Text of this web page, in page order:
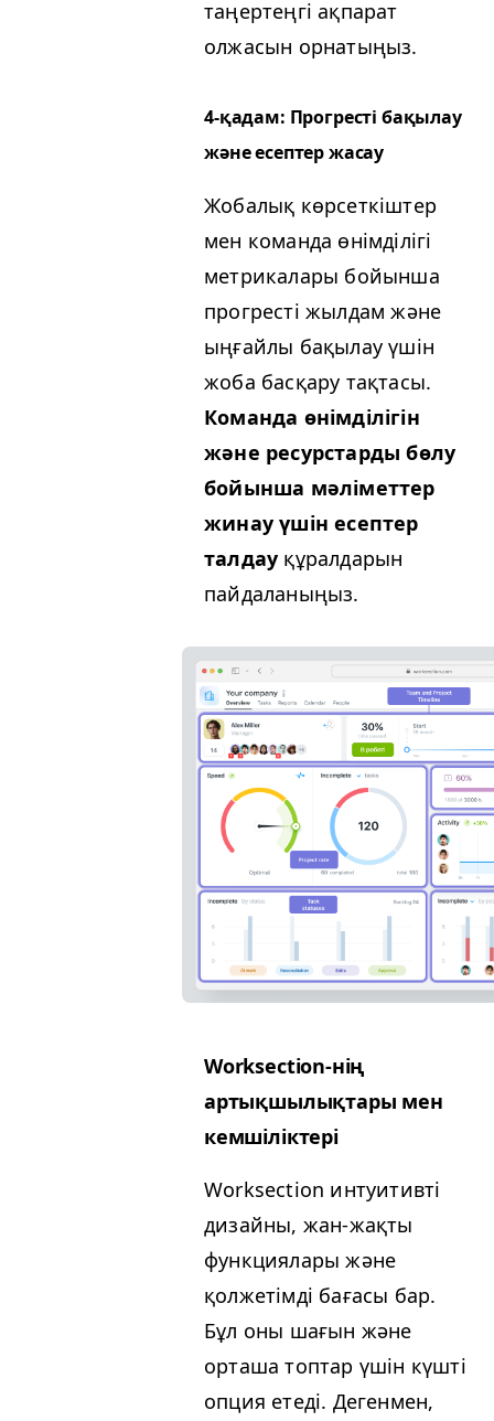
таңертеңгі ақпарат
олжасын орнатыңыз.
4‑қадам: Прогресті бақылау
және есептер жасау
Жобалық көрсеткіштер
мен команда өнімділігі
метрикалары бойынша
прогресті жылдам және
ыңғайлы бақылау үшін
жоба басқару тақтасы.
Команда өнімділігін
және ресурстарды бөлу
бойынша мәліметтер
жинау үшін есептер
талдау құралдарын
пайдаланыңыз.
Work­sec­tion-нің
артықшылықтары мен
кемшіліктері
Work­sec­tion интуитивті
дизайны, жан-жақты
функциялары және
қолжетімді бағасы бар.
Бұл оны шағын және
орташа топтар үшін күшті
опция етеді. Дегенмен,